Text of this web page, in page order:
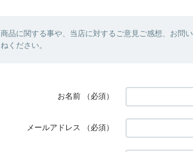
商品に関する事や、当店に対するご意見ご感想、お問
ねください。
お名前 （必須）
メールアドレス （必須）